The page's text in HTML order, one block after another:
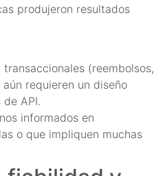
produjeron resultados
(reembolsos,
requieren un diseño
API.
informados en
o que impliquen muchas